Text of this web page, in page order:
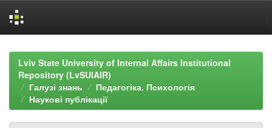
navigationLviv State University of Internal Affairs Institutional
Repository (LvSUIAIR)
Галузі знань
Педагогіка. Психологія
Наукові публікації